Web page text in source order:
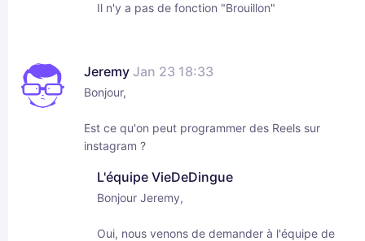
Il n'y a pas de fonction "Brouillon"
Jeremy Jan 23 18:33
Bonjour,
Est ce qu'on peut programmer des Reels sur
instagram ?
L'équipe VieDeDingue
Bonjour Jeremy,
Oui, nous venons de demander à l'équipe de